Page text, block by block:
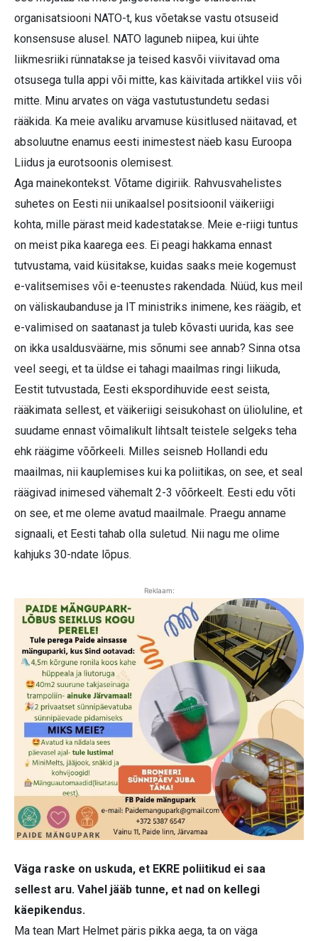
organisatsiooni NATO-t, kus võetakse vastu otsuseid
konsensuse alusel. NATO laguneb niipea, kui ühte
liikmesriiki rünnatakse ja teised kasvõi viivitavad oma
otsusega tulla appi või mitte, kas käivitada artikkel viis või
mitte. Minu arvates on väga vastutustundetu sedasi
rääkida. Ka meie avaliku arvamuse küsitlused näitavad, et
absoluutne enamus eesti inimestest näeb kasu Euroopa
Liidus ja eurotsoonis olemisest.
Aga mainekontekst. Võtame digiriik. Rahvusvahelistes
suhetes on Eesti nii unikaalsel positsioonil väikeriigi
kohta, mille pärast meid kadestatakse. Meie e-riigi tuntus
on meist pika kaarega ees. Ei peagi hakkama ennast
tutvustama, vaid küsitakse, kuidas saaks meie kogemust
e-valitsemises või e-teenustes rakendada. Nüüd, kus meil
on väliskaubanduse ja IT ministriks inimene, kes räägib, et
e-valimised on saatanast ja tuleb kõvasti uurida, kas see
on ikka usaldusväärne, mis sõnumi see annab? Sinna otsa
veel seegi, et ta üldse ei tahagi maailmas ringi liikuda,
Eestit tutvustada, Eesti ekspordihuvide eest seista,
rääkimata sellest, et väikeriigi seisukohast on ülioluline, et
suudame ennast võimalikult lihtsalt teistele selgeks teha
ehk räägime võõrkeeli. Milles seisneb Hollandi edu
maailmas, nii kauplemises kui ka poliitikas, on see, et seal
räägivad inimesed vähemalt 2-3 võõrkeelt. Eesti edu võti
on see, et me oleme avatud maailmale. Praegu anname
signaali, et Eesti tahab olla suletud. Nii nagu me olime
kahjuks 30-ndate lõpus.
Reklaam:
Väga raske on uskuda, et EKRE poliitikud ei saa
sellest aru. Vahel jääb tunne, et nad on kellegi
käepikendus.
Ma tean Mart Helmet päris pikka aega, ta on väga